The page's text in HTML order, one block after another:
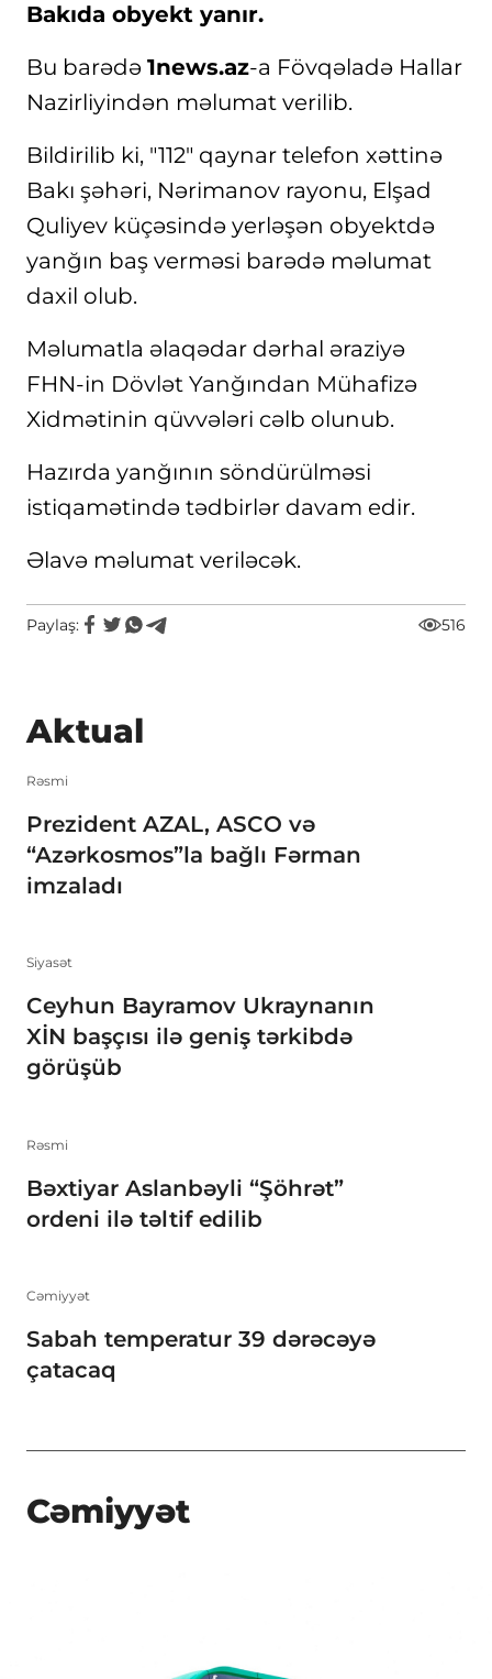
Bakıda obyekt yanır.
Bu barədə 1news.az-a Fövqəladə Hallar
Nazirliyindən məlumat verilib.
Bildirilib ki, "112" qaynar telefon xəttinə
Bakı şəhəri, Nərimanov rayonu, Elşad
Quliyev küçəsində yerləşən obyektdə
yanğın baş verməsi barədə məlumat
daxil olub.
Məlumatla əlaqədar dərhal əraziyə
FHN-in Dövlət Yanğından Mühafizə
Xidmətinin qüvvələri cəlb olunub.
Hazırda yanğının söndürülməsi
istiqamətində tədbirlər davam edir.
Əlavə məlumat veriləcək.
Paylaş: 516
Aktual
Rəsmi
Prezident AZAL, ASCO və
“Azərkosmos”la bağlı Fərman
imzaladı
Siyasət
Ceyhun Bayramov Ukraynanın
XİN başçısı ilə geniş tərkibdə
görüşüb
Rəsmi
Bəxtiyar Aslanbəyli “Şöhrət”
ordeni ilə təltif edilib
Cəmiyyət
Sabah temperatur 39 dərəcəyə
çatacaq
Cəmiyyət